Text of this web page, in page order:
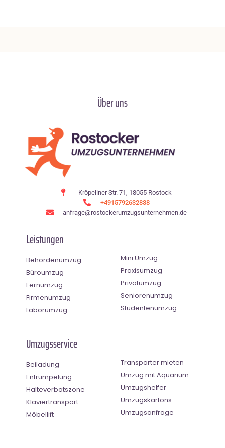
Über uns
Kröpeliner Str. 71, 18055 Rostock
+4915792632838
anfrage@rostockerumzugsunternehmen.de
Leistungen
Behördenumzug
Büroumzug
Fernumzug
Firmenumzug
Laborumzug
Mini Umzug
Praxisumzug
Privatumzug
Seniorenumzug
Studentenumzug
Umzugsservice
Beiladung
Entrümpelung
Halteverbotszone
Klaviertransport
Möbellift
Transporter mieten
Umzug mit Aquarium
Umzugshelfer
Umzugskartons
Umzugsanfrage